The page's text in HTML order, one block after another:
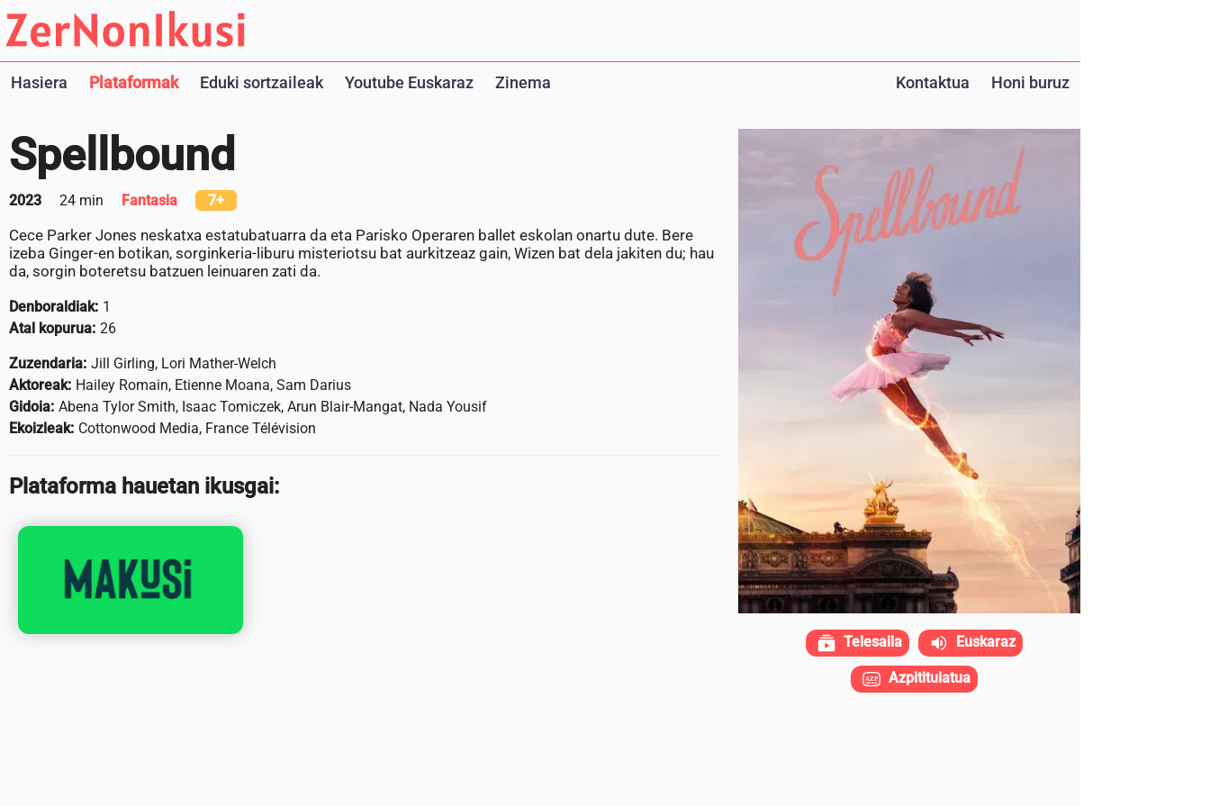
Hasiera Plataformak Eduki sortzaileak Youtube Euskaraz Zinema Kontaktua Honi buruz
Spellbound
2023 24 min Fantasia 7+
Cece Parker Jones neskatxa estatubatuarra da eta Parisko Operaren ballet eskolan onartu dute. Bere
izeba Ginger-en botikan, sorginkeria-liburu misteriotsu bat aurkitzeaz gain, Wizen bat dela jakiten du; hau
da, sorgin boteretsu batzuen leinuaren zati da.
Denboraldiak: 1
Atal kopurua: 26
Zuzendaria: Jill Girling, Lori Mather-Welch
Aktoreak: Hailey Romain, Etienne Moana, Sam Darius
Gidoia: Abena Tylor Smith, Isaac Tomiczek, Arun Blair-Mangat, Nada Yousif
Ekoizleak: Cottonwood Media, France Télévision
Plataforma hauetan ikusgai:
Telesaila Euskaraz
Azpititulatua